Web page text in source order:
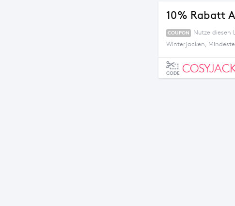
10% Rabatt
COUPON
Nutze diesen
Winterjacken,
CODE